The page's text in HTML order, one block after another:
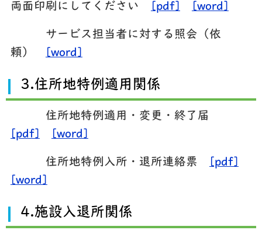
両面印刷にしてください
[pdf] [word]
サービス担当者に対する照会（依
頼）
[word]
3.住所地特例適用関係
住所地特例適用・変更・終了届
[pdf]
[word]
住所地特例入所・退所連絡票
[pdf]
[word]
4.施設入退所関係